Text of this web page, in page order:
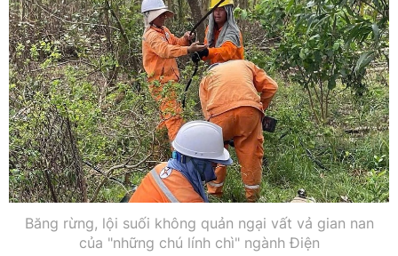
Băng rừng, lội suối không quản ngại vất vả gian nan
của "những chú lính chì" ngành Điện